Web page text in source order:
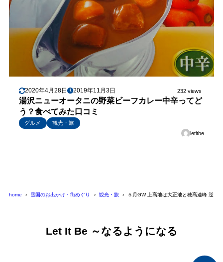
2020年4月28日 2019年11月3日 232 views
湯沢ニューオータニの野菜ビーフカレー中辛ってど
う？食べてみた口コミ
グルメ
観光・旅
letitbe
home 雪国のお出かけ・街めぐり 観光・旅 ５月GW 上高地は大正池と穂高連峰 逆さ
Let It Be ～なるようになる